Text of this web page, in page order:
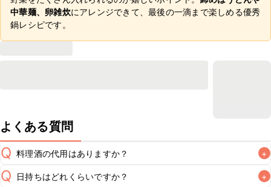
中華麺、卵雑炊にアレンジできて、最後の一滴まで楽しめる優秀
鍋レシピです。
よくある質問
Q 料理酒の代用はありますか？ +
Q 日持ちはどれくらいですか？ +